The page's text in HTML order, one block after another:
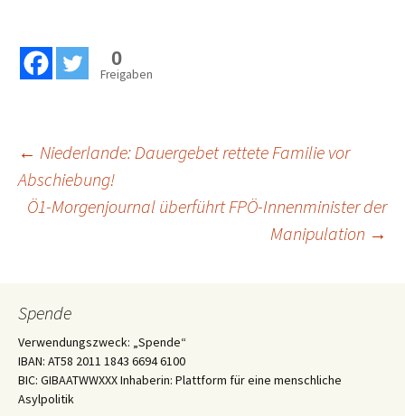
0
Freigaben
Beitragsnavigation
← Niederlande: Dauergebet rettete Familie vor
Abschiebung!
Ö1-Morgenjournal überführt FPÖ-Innenminister der
Manipulation →
Spende
Verwendungszweck: „Spende“
IBAN: AT58 2011 1843 6694 6100
BIC: GIBAATWWXXX Inhaberin: Plattform für eine menschliche
Asylpolitik